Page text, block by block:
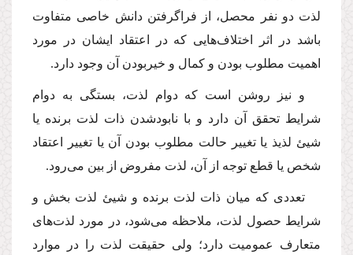
لذت دو نفر محصل، از فراگرفتن دانش خاصى متفاوت
باشد در اثر اختلاف‌هایى كه در اعتقاد ایشان در مورد
اهمیت مطلوب بودن و كمال و خیربودن آن وجود دارد.
و نیز روشن است كه دوام لذت، بستگى به دوام
شرایط تحقق آن دارد و با نابودشدن ذات لذت برنده یا
شیئ لذیذ یا تغییر حالت مطلوب بودن آن یا تغییر اعتقاد
شخص یا قطع توجه از آن، لذت مفروض از بین مى‌رود.
تعددى كه میان ذات لذت برنده و شیئ لذت بخش و
شرایط حصول لذت، ملاحظه مى‌شود، در مورد لذت‌هاى
متعارف عمومیت دارد؛ ولى حقیقت لذت را در موارد